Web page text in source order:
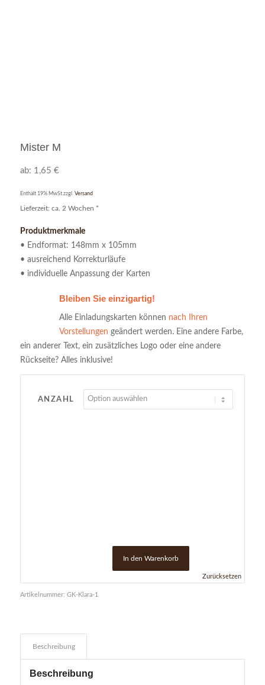
Mister M
ab: 1,65 €
Enthält 19% MwSt.zzgl. Versand
Lieferzeit: ca. 2 Wochen *
Produktmerkmale
• Endformat: 148mm x 105mm
• ausreichend Korrekturläufe
• individuelle Anpassung der Karten
Bleiben Sie einzigartig!
Alle Einladungskarten können nach Ihren
Vorstellungen geändert werden. Eine andere Farbe,
ein anderer Text, ein zusätzliches Logo oder eine andere
Rückseite? Alles inklusive!
ANZAHL
Zurücksetzen
In den Warenkorb
Artikelnummer: GK-Klara-1
Beschreibung
Beschreibung